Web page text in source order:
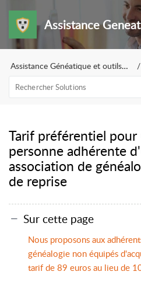
Assistance
Assistance Généatique et outils pour la généalogie
Tarif préférentiel pour
personne adhérente
association de
de reprise
Sur cette page
Nous proposons aux
généalogie non équipés
tarif de 89 euros au lieu de